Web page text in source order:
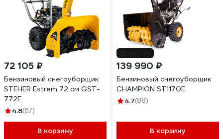
72 105 ₽
Бензиновый снегоуборщик
STEHER Extrem 72 см GST-
772E
4.8(67)
В корзину
139 990 ₽
Бензиновый снегоуборщик
CHAMPION ST1170E
4.7(88)
В корзину